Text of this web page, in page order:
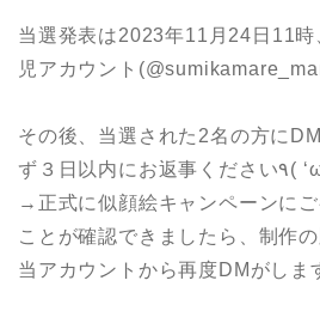
当選発表は2023年11月24日11
児アカウント
その後、当選された2名の方に
→正式に似顔絵キャンペーンに
ことが確認できましたら、制作
当アカウントから再度DMがしま